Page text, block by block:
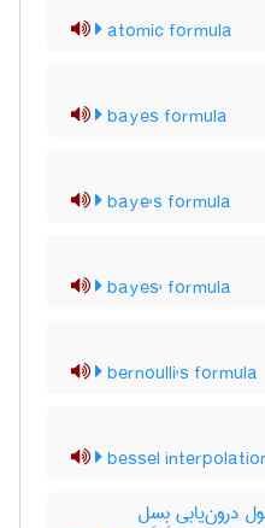
atomic formula
bayes formula
baye's formula
bayes' formula
bernoulli's formula
bessel
درون‌یابی بِسِل